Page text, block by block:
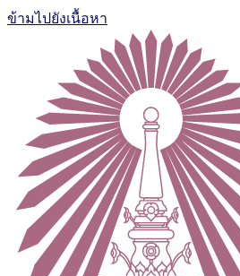
ข้ามไปยังเนื้อหา